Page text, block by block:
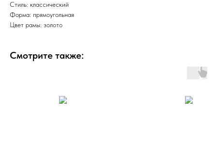
Стиль: классический
Форма: прямоугольная
Цвет рамы: золото
Смотрите также: